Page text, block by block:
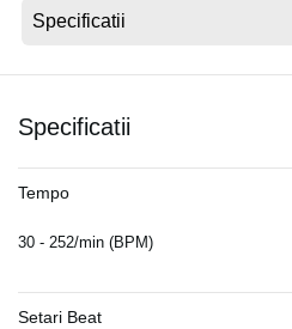
Despre Korg
Specificatii
Tempo
30 - 252/min (BPM)
Setari Beat